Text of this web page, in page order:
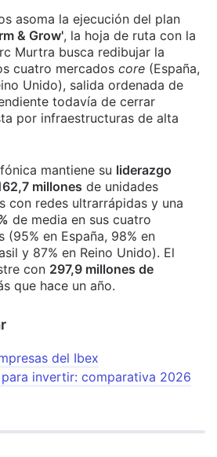
asoma la ejecución del plan
& Grow', la hoja de ruta con la
Murtra busca redibujar la
cuatro mercados core (España,
Unido), salida ordenada de
todavía de cerrar
por infraestructuras de alta
mantiene su liderazgo
millones de unidades
con redes ultrarrápidas y una
de media en sus cuatro
(95% en España, 98% en
y 87% en Reino Unido). El
con 297,9 millones de
que hace un año.
del Ibex
invertir: comparativa 2026